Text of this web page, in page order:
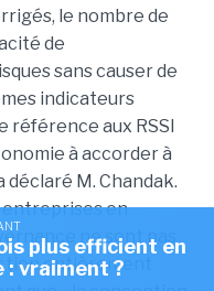
le nombre de
de
sans causer de
indicateurs
référence aux RSSI
à accorder à
déclaré M. Chandak.
entreprises en
ne sont pas
entièrement
plus efficient en
: vraiment ?